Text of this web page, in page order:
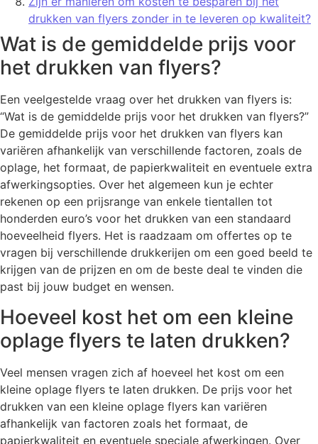
drukken van flyers zonder in te leveren op kwaliteit?
Wat is de gemiddelde prijs voor
het drukken van flyers?
Een veelgestelde vraag over het drukken van flyers is:
“Wat is de gemiddelde prijs voor het drukken van flyers?”
De gemiddelde prijs voor het drukken van flyers kan
variëren afhankelijk van verschillende factoren, zoals de
oplage, het formaat, de papierkwaliteit en eventuele extra
afwerkingsopties. Over het algemeen kun je echter
rekenen op een prijsrange van enkele tientallen tot
honderden euro’s voor het drukken van een standaard
hoeveelheid flyers. Het is raadzaam om offertes op te
vragen bij verschillende drukkerijen om een goed beeld te
krijgen van de prijzen en om de beste deal te vinden die
past bij jouw budget en wensen.
Hoeveel kost het om een kleine
oplage flyers te laten drukken?
Veel mensen vragen zich af hoeveel het kost om een
kleine oplage flyers te laten drukken. De prijs voor het
drukken van een kleine oplage flyers kan variëren
afhankelijk van factoren zoals het formaat, de
papierkwaliteit en eventuele speciale afwerkingen. Over